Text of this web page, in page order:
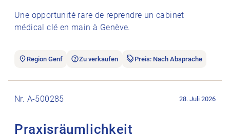
Une opportunité rare de reprendre un cabinet
médical clé en main à Genève.
Region Genf Zu verkaufen Preis: Nach Absprache
Nr. A-500285 28. Juli 2026
Praxisräumlichkeit